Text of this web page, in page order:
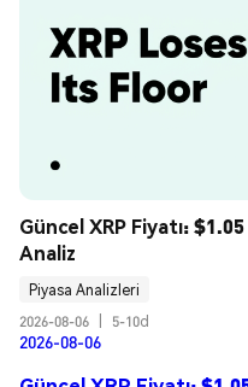
Güncel XRP Fiyatı:
Analiz
Piyasa Analizleri
2026-08-06
5-10d
2026-08-06